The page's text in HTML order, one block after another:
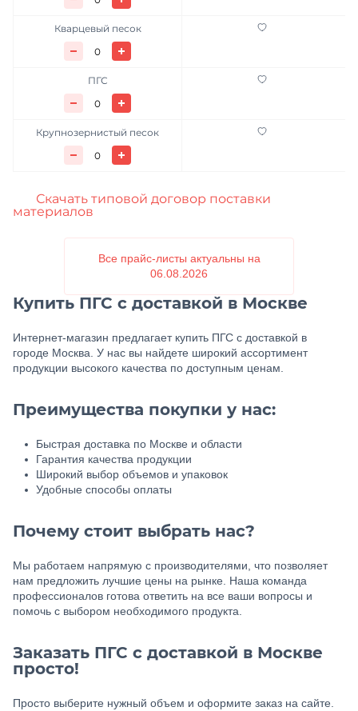
Мелкозернистый песок
Крупнозернистый песок
Кварцевый песок
ПГС
Крупнозернистый песок
Скачать типовой договор поставки
материалов
Все прайс-листы актуальны на
06.08.2026
Купить ПГС с доставкой в Москве
Интернет-магазин предлагает купить ПГС с доставкой в
городе Москва. У нас вы найдете широкий ассортимент
продукции высокого качества по доступным ценам.
Преимущества покупки у нас:
Быстрая доставка по Москве и области
Гарантия качества продукции
Широкий выбор объемов и упаковок
Удобные способы оплаты
Почему стоит выбрать нас?
Мы работаем напрямую с производителями, что позволяет
нам предложить лучшие цены на рынке. Наша команда
профессионалов готова ответить на все ваши вопросы и
помочь с выбором необходимого продукта.
Заказать ПГС с доставкой в Москве
просто!
Просто выберите нужный объем и оформите заказ на сайте.